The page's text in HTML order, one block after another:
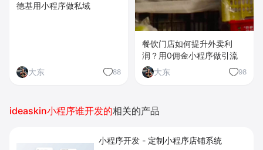
德基用小程序做私域
大东 88
餐饮门店如何提升外卖利
润？用0佣金小程序做引流
大东
98
ideaskin小程序谁开发的相关的产品
小程序开发 - 定制小程序店铺系统